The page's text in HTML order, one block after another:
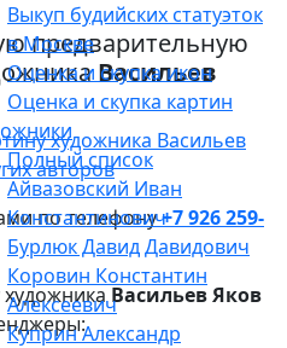
Выкуп будийских статуэток
в Москве
Оценка и скупка икон
Оценка и скупка картин
Полный список
Айвазовский Иван
Константинович
Бурлюк Давид Давидович
Коровин Константин
Алексеевич
Куприн Александр
предварительную
Васильев
художника Васильев
авторов
по телефону+7 926 259-
художникаВасильев Яков